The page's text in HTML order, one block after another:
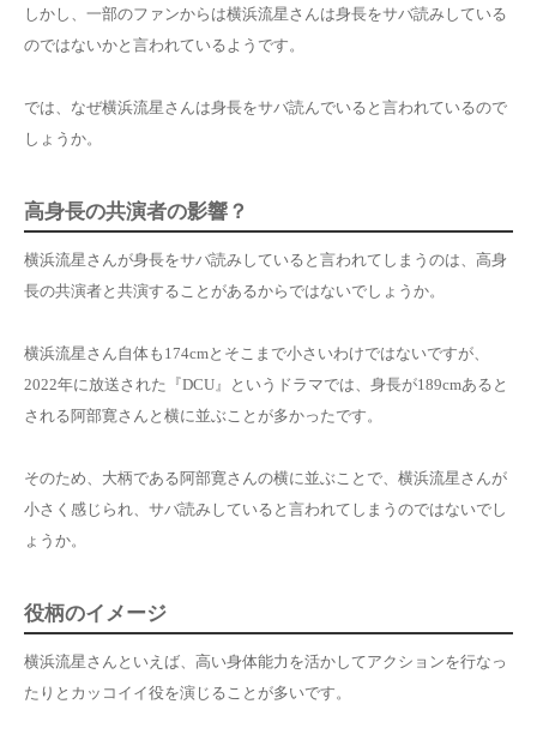
しかし、一部のファンからは横浜流星さんは身長をサバ読みしている
のではないかと言われているようです。
では、なぜ横浜流星さんは身長をサバ読んでいると言われているので
しょうか。
高身長の共演者の影響？
横浜流星さんが身長をサバ読みしていると言われてしまうのは、高身
長の共演者と共演することがあるからではないでしょうか。
横浜流星さん自体も174cmとそこまで小さいわけではないですが、
2022年に放送された『DCU』というドラマでは、身長が189cmあると
される阿部寛さんと横に並ぶことが多かったです。
そのため、大柄である阿部寛さんの横に並ぶことで、横浜流星さんが
小さく感じられ、サバ読みしていると言われてしまうのではないでし
ょうか。
役柄のイメージ
横浜流星さんといえば、高い身体能力を活かしてアクションを行なっ
たりとカッコイイ役を演じることが多いです。